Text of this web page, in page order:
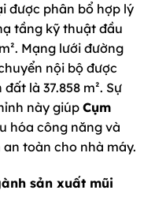
được phân bổ hợp lý
tầng kỹ thuật đầu
Mạng lưới đường
nội bộ được
là 37.858 m². Sự
này giúp Cụm
hóa công năng và
toàn cho nhà máy.
sản xuất mũi